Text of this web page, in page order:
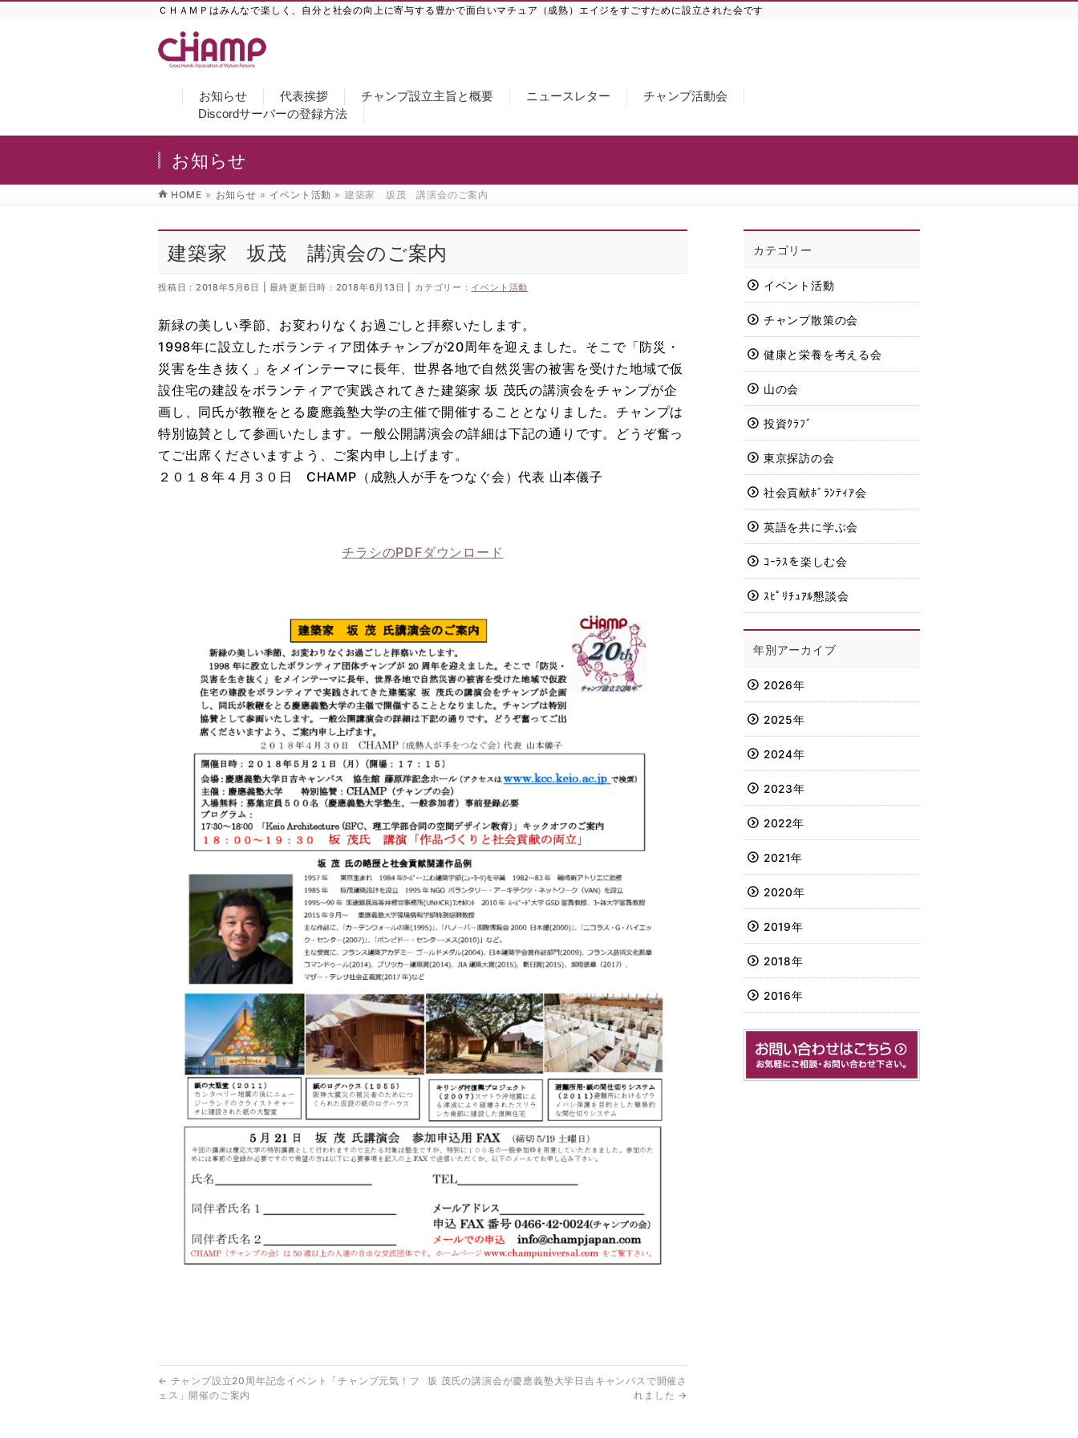
ＣＨＡＭＰはみんなで楽しく、自分と社会の向上に寄与する豊かで面白いマチュア（成熟）エイジをすごすために設立された会です
お知らせ 代表挨拶 チャンプ設立主旨と概要 ニュースレター
チャンプ活動会
Discordサーバーの登録方法
お知らせ
HOME » お知らせ » イベント活動 » 建築家 坂茂 講演会のご案内
建築家 坂茂 講演会のご案内
投稿日 : 2018年5月6日 最終更新日時 : 2018年6月13日 カテゴリー : イベント活動
新緑の美しい季節、お変わりなくお過ごしと拝察いたします。
1998年に設立したボランティア団体チャンプが20周年を迎えました。そこで「防災・
災害を生き抜く」をメインテーマに長年、世界各地で自然災害の被害を受けた地域で仮
設住宅の建設をボランティアで実践されてきた建築家 坂 茂氏の講演会をチャンプが企
画し、同氏が教鞭をとる慶應義塾大学の主催で開催することとなりました。チャンプは
特別協賛として参画いたします。一般公開講演会の詳細は下記の通りです。どうぞ奮っ
てご出席くださいますよう、ご案内申し上げます。
２０１８年４月３０日 CHAMP（成熟人が手をつなぐ会）代表 山本儀子
チラシのPDFダウンロード
← チャンプ設立20周年記念イベント「チャンプ元気！フ
ェス」開催のご案内
坂 茂氏の講演会が慶應義塾大学日吉キャンパスで開催さ
れました →
カテゴリー
イベント活動
チャンプ散策の会
健康と栄養を考える会
山の会
投資ｸﾗﾌﾞ
東京探訪の会
社会貢献ﾎﾞﾗﾝﾃｨｱ会
英語を共に学ぶ会
ｺｰﾗｽを楽しむ会
ｽﾋﾟﾘﾁｭｱﾙ懇談会
年別アーカイブ
2026年
2025年
2024年
2023年
2022年
2021年
2020年
2019年
2018年
2016年